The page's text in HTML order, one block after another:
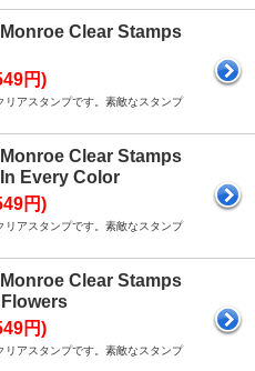
Clear Stamps
円)
アスタンプです。素敵なスタンプ
Clear Stamps
Every Color
円)
アスタンプです。素敵なスタンプ
Clear Stamps
円)
アスタンプです。素敵なスタンプ